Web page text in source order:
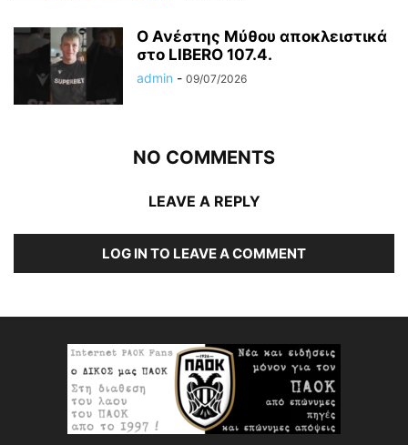
Ο Ανέστης Μύθου αποκλειστικά
στο LIBERO 107.4.
admin - 09/07/2026
NO COMMENTS
LEAVE A REPLY
LOG IN TO LEAVE A COMMENT